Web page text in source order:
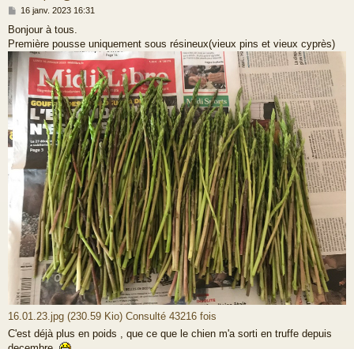
M
s
s
a
g
e
16 janv. 2023 16:31
Bonjour à tous.
Première pousse uniquement sous résineux(vieux pins et vieux cyprès)
16.01.23.jpg (230.59 Kio) Consulté 43216 fois
C'est déjà plus en poids , que ce que le chien m'a sorti en truffe depuis